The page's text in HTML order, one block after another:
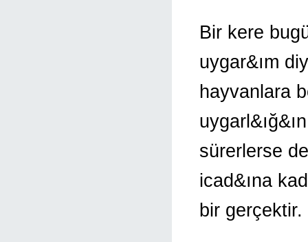
Bir kere
uygar&ım
hayvanlara
sürerlerse
icad&ına
bir gerçektir.